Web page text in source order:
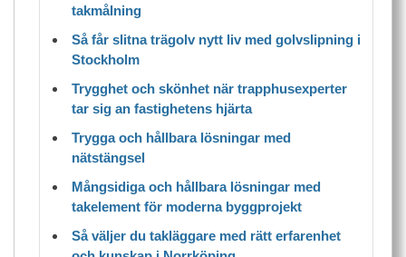
takmålning
Så får slitna trägolv nytt liv med golvslipning i
Stockholm
Trygghet och skönhet när trapphusexperter
tar sig an fastighetens hjärta
Trygga och hållbara lösningar med
nätstängsel
Mångsidiga och hållbara lösningar med
takelement för moderna byggprojekt
Så väljer du takläggare med rätt erfarenhet